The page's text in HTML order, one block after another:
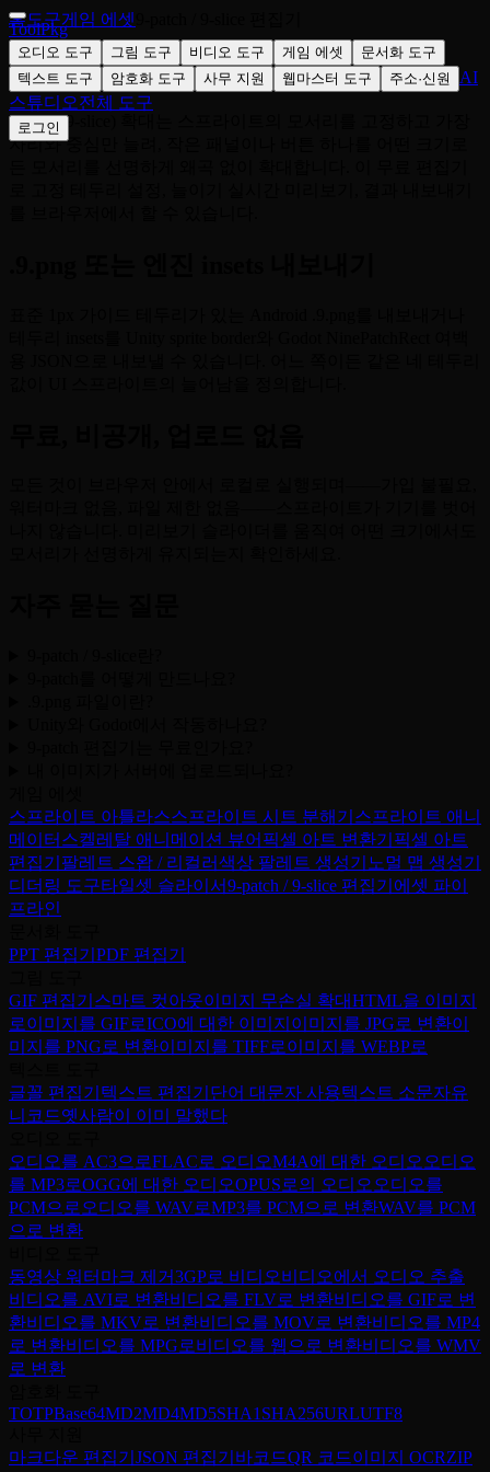
ToolPkg
오디오 도구 그림 도구 비디오 도구 게임 에셋
문서화 도구
텍스트 도구
암호화 도구 사무 지원 웹마스터 도구 주소·신원
AI
스튜디오전체 도구
로그인
홈도구게임 에셋
UI 스프라이트를 왜곡 없이 확대
9-patch(9-slice) 확대는 스프라이트의 모서리를 고정하고 가장
자리와 중심만 늘려, 작은 패널이나 버튼 하나를 어떤 크기로
스프라이트 아틀라스스프라이트 시트 분해기 스프라이트 애니
메이터 스켈레탈 애니메이션 뷰어 픽셀 아트 변환기 픽셀 아트
편집기 팔레트 스왑 / 리컬러색상 팔레트 생성기 노멀 맵 생성기
디더링 도구타일셋 슬라이서9-patch / 9-slice 편집기 에셋 파이
프라인
PPT 편집기 PDF 편집기
GIF 편집기 스마트 컷아웃이미지 무손실 확대HTML을 이미지
로이미지를 GIF로ICO에 대한 이미지 이미지를 JPG로 변환이
미지를 PNG로 변환이미지를 TIFF로이미지를 WEBP로
글꼴 편집기 텍스트 편집기 단어 대문자 사용텍스트 소문자유
니코드옛사람이 이미 말했다
오디오를 AC3으로FLAC로 오디오M4A에 대한 오디오 오디오
를 MP3로OGG에 대한 오디오OPUS로의 오디오 오디오를
PCM으로 오디오를 WAV로MP3를 PCM으로 변환WAV를 PCM
으로 변환
동영상 워터마크 제거3GP로 비디오비디오에서 오디오 추출
비디오를 AVI로 변환비디오를 FLV로 변환비디오를 GIF로 변
환비디오를 MKV로 변환비디오를 MOV로 변환비디오를 MP4
로 변환비디오를 MPG로비디오를 웹으로 변환비디오를 WMV
로 변환
TOTPBase64MD2MD4MD5SHA1 SHA256URLUTF8
마크다운 편집기 JSON 편집기 바코드QR 코드이미지 OCRZIP